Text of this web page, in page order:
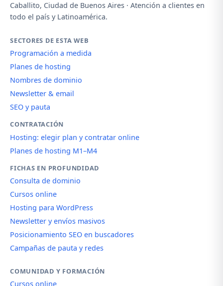
Caballito, Ciudad de Buenos Aires · Atención a clientes en
todo el país y Latinoamérica.
SECTORES DE ESTA WEB
Programación a medida
Planes de hosting
Nombres de dominio
Newsletter & email
SEO y pauta
CONTRATACIÓN
Hosting: elegir plan y contratar online
Planes de hosting M1–M4
FICHAS EN PROFUNDIDAD
Consulta de dominio
Cursos online
Hosting para WordPress
Newsletter y envíos masivos
Posicionamiento SEO en buscadores
Campañas de pauta y redes
COMUNIDAD Y FORMACIÓN
Cursos online